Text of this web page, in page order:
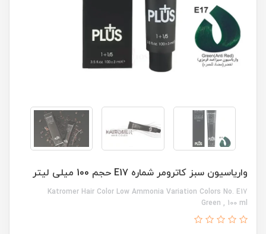
واریاسیون سبز کاترومر شماره E17 حجم 100 میلی لیتر
Katromer Hair Color Low Ammonia Variation Colors No. E17
Green , 100 ml